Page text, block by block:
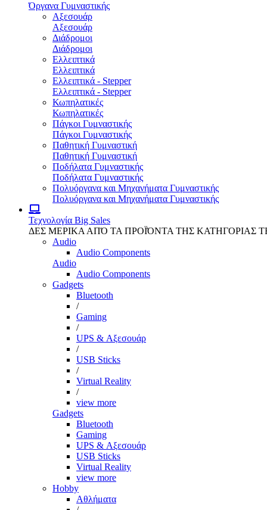
Όργανα Γυμναστικής
Αξεσουάρ
Αξεσουάρ
Διάδρομοι
Διάδρομοι
Ελλειπτικά
Ελλειπτικά
Ελλειπτικά - Stepper
Ελλειπτικά - Stepper
Κωπηλατικές
Κωπηλατικές
Πάγκοι Γυμναστικής
Πάγκοι Γυμναστικής
Παθητική Γυμναστική
Παθητική Γυμναστική
Ποδήλατα Γυμναστικής
Ποδήλατα Γυμναστικής
Πολυόργανα και Μηχανήματα Γυμναστικής
Πολυόργανα και Μηχανήματα Γυμναστικής
Τεχνολογία Big Sales
ΔΕΣ ΜΕΡΙΚΑ ΑΠΌ ΤΑ ΠΡΟΪΌΝΤΑ ΤΗΣ ΚΑΤΗΓΟΡΙΑΣ
Audio
Audio Components
Audio
Audio Components
Gadgets
Bluetooth
/
Gaming
/
UPS & Αξεσουάρ
/
USB Sticks
/
Virtual Reality
/
view more
Gadgets
Bluetooth
Gaming
UPS & Αξεσουάρ
USB Sticks
Virtual Reality
view more
Hobby
Αθλήματα